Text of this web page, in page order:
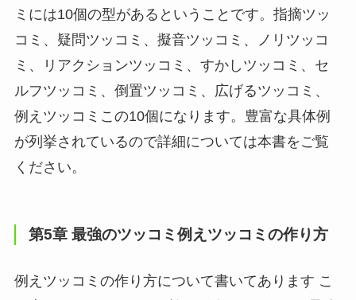
ミには10個の型があるということです。指摘ツッ
コミ、疑問ツッコミ、擬音ツッコミ、ノリツッコ
ミ、リアクションツッコミ、すかしツッコミ、セ
ルフツッコミ、倒置ツッコミ、広げるツッコミ、
例えツッコミこの10個になります。豊富な具体例
が列挙されているので詳細については本書をご覧
ください。
第5章 最強のツッコミ例えツッコミの作り方
例えツッコミの作り方について書いてあります こ